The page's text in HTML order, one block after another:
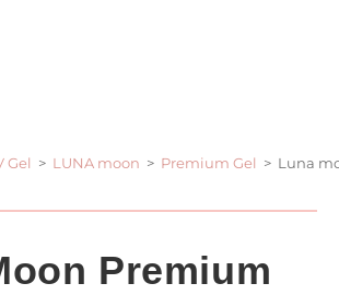
Gel > LUNA moon > Premium Gel > Luna
Premium